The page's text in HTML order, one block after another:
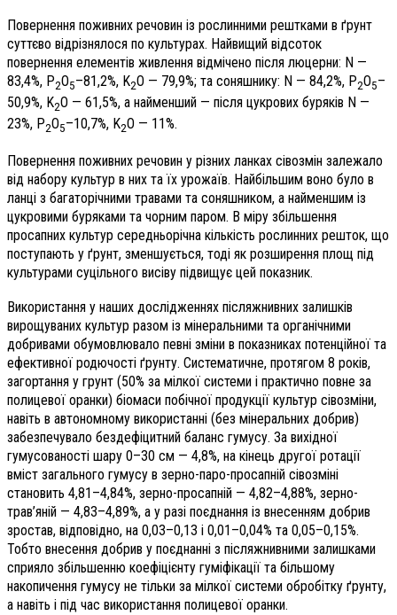
Повернення поживних речовин із рослинними рештками в ґрунт
суттєво відрізнялося по культурах. Найвищий відсоток
повернення елементів живлення відмічено після люцерни: N —
83,4%, P2O5–81,2%, K2O — 79,9%; та соняшнику: N — 84,2%, P2O5–
50,9%, K2O — 61,5%, а найменший — після цукрових буряків N —
23%, P2O5–10,7%, K2O — 11%.
Повернення поживних речовин у різних ланках сівозмін залежало
від набору культур в них та їх урожаїв. Найбільшим воно було в
ланці з багаторічними травами та соняшником, а найменшим із
цукровими буряками та чорним паром. В міру збільшення
просапних культур середньорічна кількість рослинних решток, що
поступають у ґрунт, зменшується, тоді як розширення площ під
культурами суцільного висіву підвищує цей показник.
Використання у наших дослідженнях післяжнивних залишків
вирощуваних культур разом із мінеральними та органічними
добривами обумовлювало певні зміни в показниках потенційної та
ефективної родючості ґрунту. Систематичне, протягом 8 років,
загортання у грунт (50% за мілкої системи і практично повне за
полицевої оранки) біомаси побічної продукції культур сівозміни,
навіть в автономному використанні (без мінеральних добрив)
забезпечувало бездефіцитний баланс гумусу. За вихідної
гумусованості шару 0–30 см — 4,8%, на кінець другої ротації
вміст загального гумусу в зерно-паро-просапній сівозміні
становить 4,81–4,84%, зерно-просапній — 4,82–4,88%, зерно-
трав’яній — 4,83–4,89%, а у разі поєднання із внесенням добрив
зростав, відповідно, на 0,03–0,13 і 0,01–0,04% та 0,05–0,15%.
Тобто внесення добрив у поєднанні з післяжнивними залишками
сприяло збільшенню коефіцієнту гуміфікації та більшому
накопичення гумусу не тільки за мілкої системи обробітку ґрунту,
а навіть і під час використання полицевої оранки.